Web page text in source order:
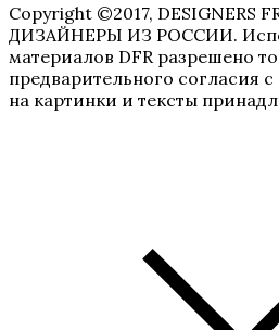
Copyright ©2017, DESIGNERS
ДИЗАЙНЕРЫ ИЗ РОССИИ.
материалов DFR разрешено
предварительного согласия
на картинки и тексты